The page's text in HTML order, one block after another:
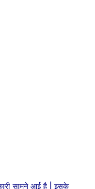
सामने आई है | इसके